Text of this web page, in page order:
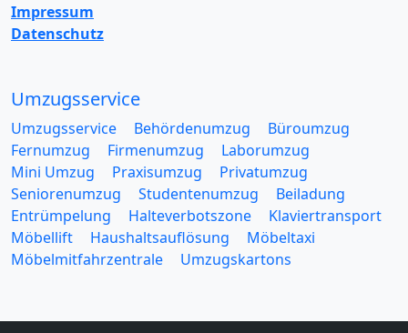
Impressum
Datenschutz
Umzugsservice
Umzugsservice Behördenumzug
Büroumzug
Fernumzug
Firmenumzug
Laborumzug
Mini Umzug
Praxisumzug
Privatumzug
Seniorenumzug
Studentenumzug
Beiladung
Entrümpelung
Halteverbotszone
Klaviertransport
Möbellift
Haushaltsauflösung
Möbeltaxi
Möbelmitfahrzentrale
Umzugskartons